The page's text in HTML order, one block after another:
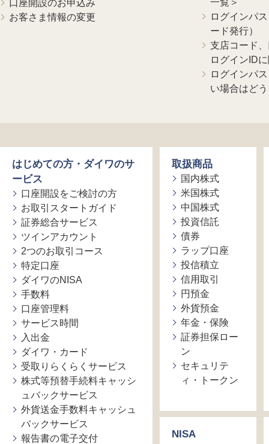
口座開設のお申込み
お客さま情報の変更
一覧＞
ログインパ
ード発行）
支店コード
ログインID
ログインパ
い場合はど
はじめての方・ダイワのサ
ービス
口座開設をご検討の方
お取引スタートガイド
証券総合サービス
ツインアカウント
2つのお取引コース
特定口座
ダイワのNISA
手数料
口座管理料
サービス時間
入出金
ダイワ・カード
受取りらくらくサービス
株式等預替手続料キャッシ
ュバックサービス
外貨送金手数料キャッシュ
バックサービス
報告書の電子交付
取扱商品
国内株式
米国株式
中国株式
投資信託
債券
ラップ口座
投信積立
信用取引
円預金
外貨預金
年金・保険
証券担保ロー
ン
セキュリテ
ィ・トークン
NISA